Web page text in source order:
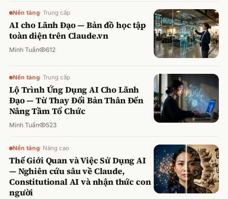
Nền tảng· Trung cấp
AI cho Lãnh Đạo — Bản đồ học tập
toàn diện trên Claude.vn
Minh Tuấn 612
Nền tảng· Trung cấp
Lộ Trình Ứng Dụng AI Cho Lãnh
Đạo — Từ Thay Đổi Bản Thân Đến
Nâng Tầm Tổ Chức
Minh Tuấn 523
Nền tảng· Nâng cao
Thế Giới Quan và Việc Sử Dụng AI
— Nghiên cứu sâu về Claude,
Constitutional AI và nhận thức con
người